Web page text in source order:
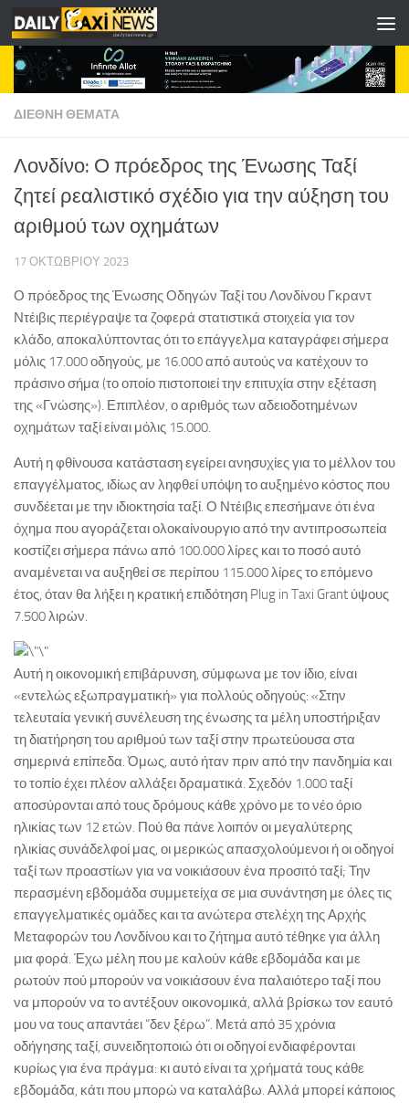
Skip to content
ΔΙΕΘΝΗ ΘΕΜΑΤΑ
Λονδίνο: Ο πρόεδρος της Ένωσης Ταξί
ζητεί ρεαλιστικό σχέδιο για την αύξηση του
αριθμού των οχημάτων
17 ΟΚΤΩΒΡΊΟΥ 2023
Ο πρόεδρος της Ένωσης Οδηγών Ταξί του Λονδίνου Γκραντ
Ντέιβις περιέγραψε τα ζοφερά στατιστικά στοιχεία για τον
κλάδο, αποκαλύπτοντας ότι το επάγγελμα καταγράφει σήμερα
μόλις 17.000 οδηγούς, με 16.000 από αυτούς να κατέχουν το
πράσινο σήμα (το οποίο πιστοποιεί την επιτυχία στην εξέταση
της «Γνώσης»). Επιπλέον, ο αριθμός των αδειοδοτημένων
οχημάτων ταξί είναι μόλις 15.000.
Αυτή η φθίνουσα κατάσταση εγείρει ανησυχίες για το μέλλον του
επαγγέλματος, ιδίως αν ληφθεί υπόψη το αυξημένο κόστος που
συνδέεται με την ιδιοκτησία ταξί. Ο Ντέιβις επεσήμανε ότι ένα
όχημα που αγοράζεται ολοκαίνουργιο από την αντιπροσωπεία
κοστίζει σήμερα πάνω από 100.000 λίρες και το ποσό αυτό
αναμένεται να αυξηθεί σε περίπου 115.000 λίρες το επόμενο
έτος, όταν θα λήξει η κρατική επιδότηση Plug in Taxi Grant ύψους
7.500 λιρών.
Αυτή η οικονομική επιβάρυνση, σύμφωνα με τον ίδιο, είναι
«εντελώς εξωπραγματική» για πολλούς οδηγούς: «Στην
τελευταία γενική συνέλευση της ένωσης τα μέλη υποστήριξαν
τη διατήρηση του αριθμού των ταξί στην πρωτεύουσα στα
σημερινά επίπεδα. Όμως, αυτό ήταν πριν από την πανδημία και
το τοπίο έχει πλέον αλλάξει δραματικά. Σχεδόν 1.000 ταξί
αποσύρονται από τους δρόμους κάθε χρόνο με το νέο όριο
ηλικίας των 12 ετών. Πού θα πάνε λοιπόν οι μεγαλύτερης
ηλικίας συνάδελφοί μας, οι μερικώς απασχολούμενοι ή οι οδηγοί
ταξί των προαστίων για να νοικιάσουν ένα προσιτό ταξί; Την
περασμένη εβδομάδα συμμετείχα σε μια συνάντηση με όλες τις
επαγγελματικές ομάδες και τα ανώτερα στελέχη της Αρχής
Μεταφορών του Λονδίνου και το ζήτημα αυτό τέθηκε για άλλη
μια φορά. Έχω μέλη που με καλούν κάθε εβδομάδα και με
ρωτούν πού μπορούν να νοικιάσουν ένα παλαιότερο ταξί που
να μπορούν να το αντέξουν οικονομικά, αλλά βρίσκω τον εαυτό
μου να τους απαντάει “δεν ξέρω”. Μετά από 35 χρόνια
οδήγησης ταξί, συνειδητοποιώ ότι οι οδηγοί ενδιαφέρονται
κυρίως για ένα πράγμα: κι αυτό είναι τα χρήματά τους κάθε
εβδομάδα, κάτι που μπορώ να καταλάβω. Αλλά μπορεί κάποιος